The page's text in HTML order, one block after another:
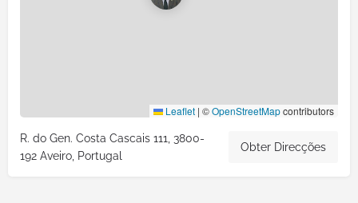
Leaflet | ©OpenStreetMapcontributors
R. do Gen. Costa Cascais 111, 3800-
192 Aveiro, Portugal
Obter Direcções